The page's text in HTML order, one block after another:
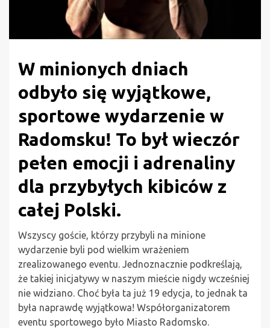
W minionych dniach
odbyło się wyjątkowe,
sportowe wydarzenie w
Radomsku! To był wieczór
pełen emocji i adrenaliny
dla przybyłych kibiców z
całej Polski.
Wszyscy goście, którzy przybyli na minione
wydarzenie byli pod wielkim wrażeniem
zrealizowanego eventu. Jednoznacznie podkreślają,
że takiej inicjatywy w naszym mieście nigdy wcześniej
nie widziano. Choć była ta już 19 edycja, to jednak ta
była naprawdę wyjątkowa! Współorganizatorem
eventu sportowego było Miasto Radomsko.